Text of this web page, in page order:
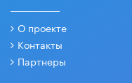
О проекте
Контакты
Партнеры